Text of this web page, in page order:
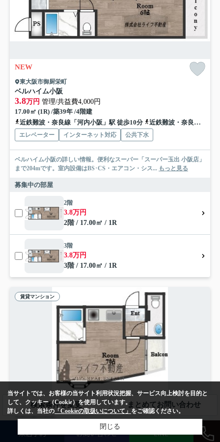
NEW
東大阪市御厨栄町
ベルハイム小阪
3.8万円 管理/共益費4,000円
17.00㎡ (1R) /築39年 /4階建
近鉄難波・奈良線「河内小阪」駅 徒歩10分
近鉄難波・奈良線「八戸ノ里」駅 徒歩16分
エレベーター インターネット対応 公共下水
ベルハイム小阪の詳しい情報。便利なスーパー「スーパー玉出 小阪店」
まで204mです。室内設備はBS･CS・エアコン・シス... もっと見る
募集中の部屋
2階
3.8万円
2階 / 17.00㎡ / 1R
3階
3.8万円
3階 / 17.00㎡ / 1R
賃貸マンション
NEW
東大阪市長堂
3.75万円管理/共益費2,500円
検索条件を変更 まとめてお問い合わせ
来店予約 お問い合わせ LINE
当サイトでは、お客様の当サイト利用状況把握、サービス向上検討を目的と
して、クッキー（Cookie）を使用しています。
詳しくは、当社の 「Cookieの取扱いについて」 をご確認ください。
閉じる